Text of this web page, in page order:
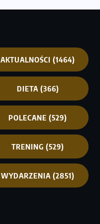
AKTUALNOŚCI (1464)
DIETA (366)
POLECANE (529)
TRENING (529)
WYDARZENIA (2851)